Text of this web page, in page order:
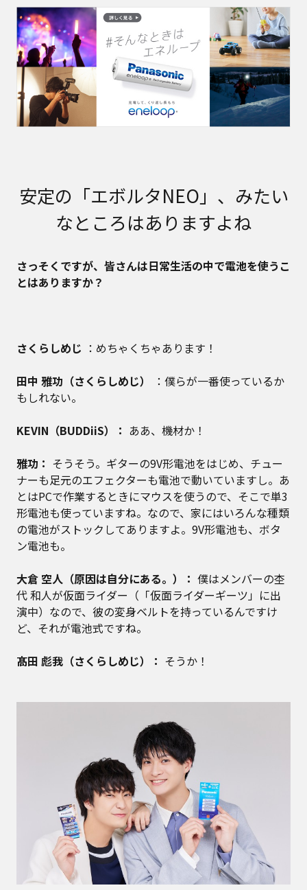
安定の「エボルタNEO」、みたい
なところはありますよね
――さっそくですが、皆さんは日常生活の中で電池を使うこ
とはありますか？
さくらしめじ ：めちゃくちゃあります！
田中 雅功（さくらしめじ）
：僕らが一番使っているか
もしれない。
KEVIN（BUDDiiS）： ああ、機材か！
雅功： そうそう。ギターの9V形電池をはじめ、チュー
ナーも足元のエフェクターも電池で動いていますし。あ
とはPCで作業するときにマウスを使うので、そこで単3
形電池も使っていますね。なので、家にはいろんな種類
の電池がストックしてありますよ。9V形電池も、ボタ
ン電池も。
大倉 空人（原因は自分にある。）： 僕はメンバーの杢
代 和人が仮面ライダー（「仮面ライダーギーツ」に出
演中）なので、彼の変身ベルトを持っているんですけ
ど、それが電池式ですね。
髙田 彪我（さくらしめじ）： そうか！